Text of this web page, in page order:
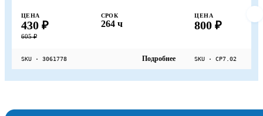
ЦЕНА
430 ₽
605 ₽
СРОК
264 ч
SKU · 3061778 Подробнее
ЦЕНА
800 ₽
SKU · СР7.02